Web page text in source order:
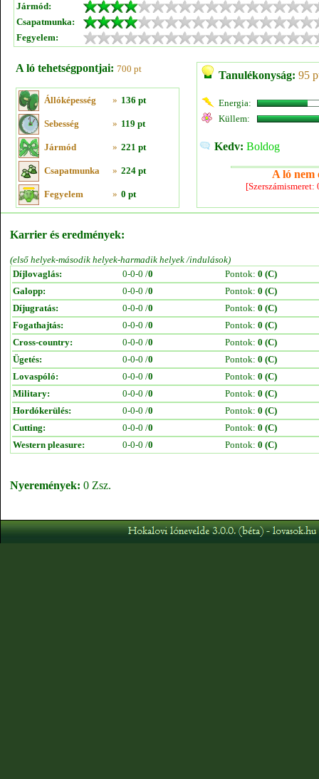
Jármód:
Csapatmunka:
Fegyelem:
A ló tehetségpontjai: 700 pt
Állóképesség » 136 pt
Sebesség » 119 pt
Jármód » 221 pt
Csapatmunka » 224 pt
Fegyelem » 0 pt
Tanulékonyság: 95
Energia:
Küllem:
Kedv: Boldog
A ló nem
Karrier és eredmények:
(első helyek-második helyek-harmadik helyek /indulások)
Díjlovaglás:
0-0-0 /0 Pontok: 0 (C)
Galopp:
0-0-0 /0 Pontok: 0 (C)
Díjugratás:
0-0-0 /0 Pontok: 0 (C)
Fogathajtás:
0-0-0 /0 Pontok: 0 (C)
Cross-country:
0-0-0 /0 Pontok: 0 (C)
Ügetés:
0-0-0 /0 Pontok: 0 (C)
Lovaspóló:
0-0-0 /0 Pontok: 0 (C)
Military:
0-0-0 /0 Pontok: 0 (C)
Hordókerülés:
0-0-0 /0 Pontok: 0 (C)
Cutting:
0-0-0 /0 Pontok: 0 (C)
Western pleasure:
0-0-0 /0 Pontok: 0 (C)
Nyeremények: 0 Zsz.